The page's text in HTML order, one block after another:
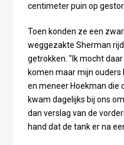
centimeter puin op
Toen konden ze een
weggezakte Sherman
getrokken. "Ik mocht
komen maar mijn
en meneer Hoekman die
kwam dagelijks bij ons
dan verslag van de
hand dat de tank er na